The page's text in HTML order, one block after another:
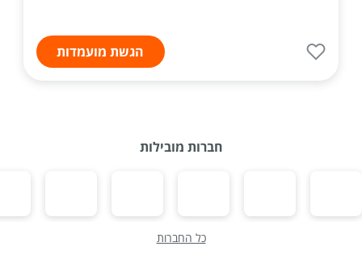
הגשת מועמדות
חברות מובילות
כל החברות